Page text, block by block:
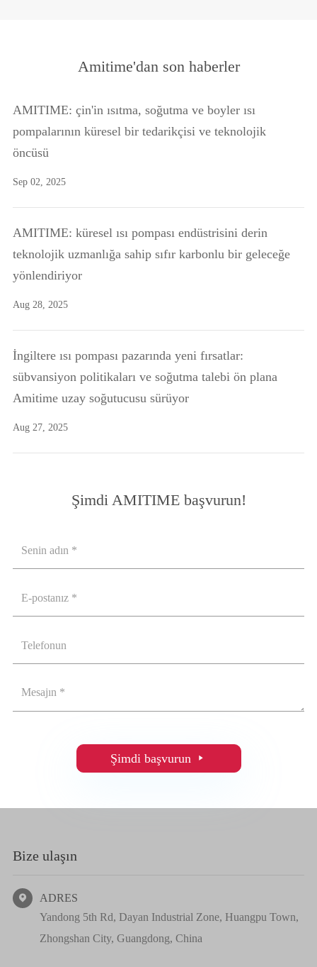
Amitime'dan son haberler
AMITIME: çin'in ısıtma, soğutma ve boyler ısı
pompalarının küresel bir tedarikçisi ve teknolojik
öncüsü
Sep 02, 2025
AMITIME: küresel ısı pompası endüstrisini derin
teknolojik uzmanlığa sahip sıfır karbonlu bir geleceğe
yönlendiriyor
Aug 28, 2025
İngiltere ısı pompası pazarında yeni fırsatlar:
sübvansiyon politikaları ve soğutma talebi ön plana
Amitime uzay soğutucusu sürüyor
Aug 27, 2025
Şimdi AMITIME başvurun!
Şimdi başvurun 
Bize ulaşın

ADRES
Yandong 5th Rd, Dayan Industrial Zone, Huangpu Town,
Zhongshan City, Guangdong, China